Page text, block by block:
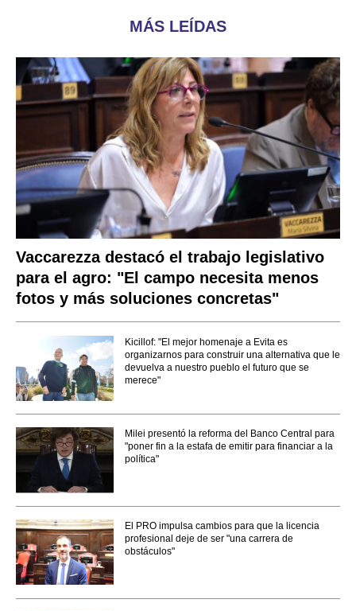
MÁS LEÍDAS
Vaccarezza destacó el trabajo legislativo
para el agro: "El campo necesita menos
fotos y más soluciones concretas"
Kicillof: "El mejor homenaje a Evita es
organizarnos para construir una alternativa que le
devuelva a nuestro pueblo el futuro que se
merece"
Milei presentó la reforma del Banco Central para
"poner fin a la estafa de emitir para financiar a la
política"
El PRO impulsa cambios para que la licencia
profesional deje de ser "una carrera de
obstáculos"